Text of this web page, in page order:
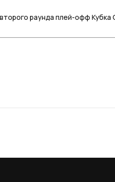
раунда плей-офф Кубка